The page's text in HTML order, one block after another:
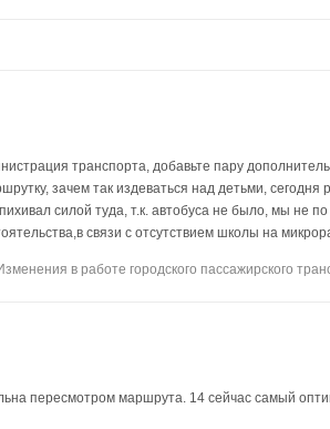
транспорта, добавьте пару
зачем так издеваться над детьми,
силой туда, т.к. автобуса не было, мы не
связи с отсутствием школы на
в работе городского пассажирского
пересмотром маршрута. 14 сейчас самый